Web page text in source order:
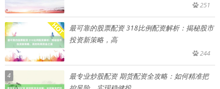
251
最可靠的股票配资 318比例配资解析：揭秘股市
投资新策略，高
244
4
最专业炒股配资 期货配资全攻略：如何精准把